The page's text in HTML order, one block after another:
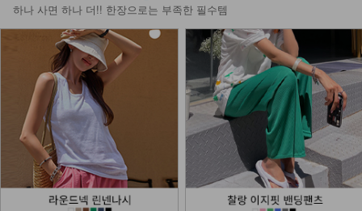
하나 사면 하나 더!! 한장으로는 부족한 필수템